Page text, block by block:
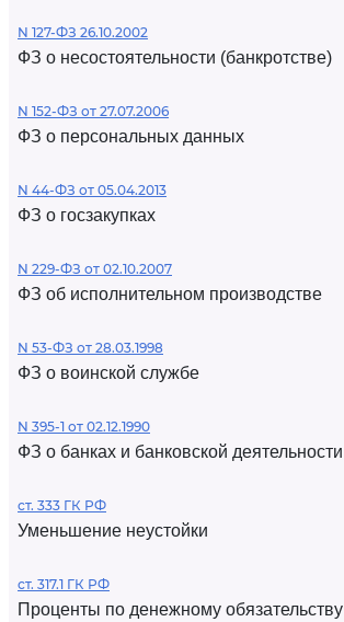
N 127-ФЗ 26.10.2002
ФЗ о несостоятельности (банкротстве)
N 152-ФЗ от 27.07.2006
ФЗ о персональных данных
N 44-ФЗ от 05.04.2013
ФЗ о госзакупках
N 229-ФЗ от 02.10.2007
ФЗ об исполнительном производстве
N 53-ФЗ от 28.03.1998
ФЗ о воинской службе
N 395-1 от 02.12.1990
ФЗ о банках и банковской деятельности
ст. 333 ГК РФ
Уменьшение неустойки
ст. 317.1 ГК РФ
Проценты по денежному обязательству